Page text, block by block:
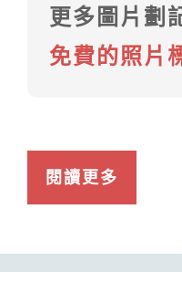
更多圖片劃
免費的照片
閱讀更多